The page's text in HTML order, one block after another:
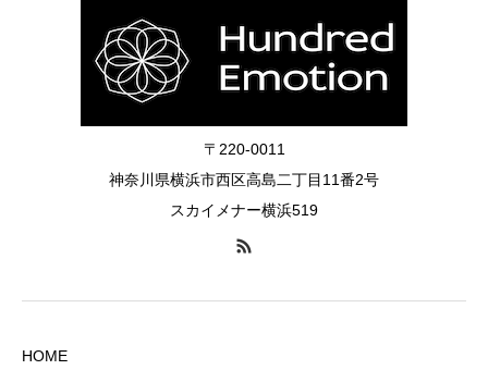
〒220-0011
神奈川県横浜市西区高島二丁目11番2号
スカイメナー横浜519
HOME